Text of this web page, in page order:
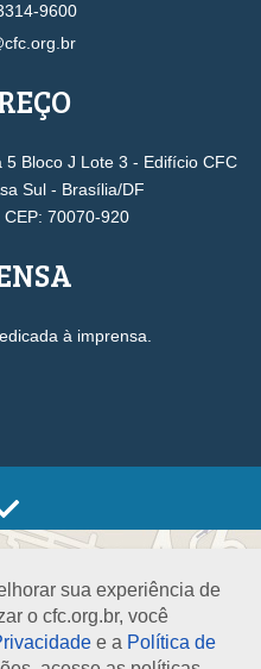
sua experiência de
o cfc.org.br, você
e a Política de
9600
5 Bloco J Lote 3 - Edifício CFC
Sul - Brasília/DF
CEP: 70070-920
à imprensa.